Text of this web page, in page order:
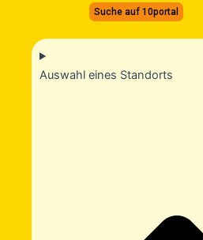
springen
Suche auf 10portal
Auswahl eines Standorts